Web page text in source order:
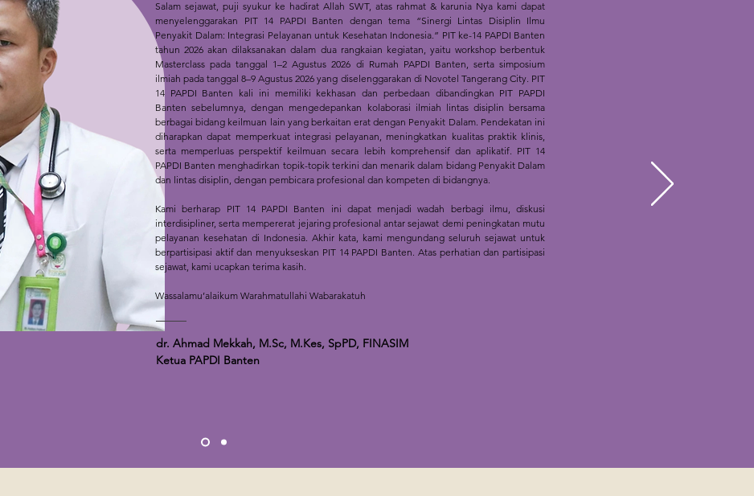
Salam sejawat, puji syukur ke hadirat Allah SWT, atas rahmat & karunia Nya kami dapat
menyelenggarakan PIT 14 PAPDI Banten dengan tema “Sinergi Lintas Disiplin Ilmu
Penyakit Dalam: Integrasi Pelayanan untuk Kesehatan Indonesia.” PIT ke-14 PAPDI Banten
tahun 2026 akan dilaksanakan dalam dua rangkaian kegiatan, yaitu workshop berbentuk
Masterclass pada tanggal 1–2 Agustus 2026 di Rumah PAPDI Banten, serta simposium
ilmiah pada tanggal 8–9 Agustus 2026 yang diselenggarakan di Novotel Tangerang City. PIT
14 PAPDI Banten kali ini memiliki kekhasan dan perbedaan dibandingkan PIT PAPDI
Banten sebelumnya, dengan mengedepankan kolaborasi ilmiah lintas disiplin bersama
berbagai bidang keilmuan lain yang berkaitan erat dengan Penyakit Dalam. Pendekatan ini
diharapkan dapat memperkuat integrasi pelayanan, meningkatkan kualitas praktik klinis,
serta memperluas perspektif keilmuan secara lebih komprehensif dan aplikatif. PIT 14
PAPDI Banten menghadirkan topik-topik terkini dan menarik dalam bidang Penyakit Dalam
dan lintas disiplin, dengan pembicara profesional dan kompeten di bidangnya.
Kami berharap PIT 14 PAPDI Banten ini dapat menjadi wadah berbagi ilmu, diskusi
interdisipliner, serta mempererat jejaring profesional antar sejawat demi peningkatan mutu
pelayanan kesehatan di Indonesia. Akhir kata, kami mengundang seluruh sejawat untuk
berpartisipasi aktif dan menyukseskan PIT 14 PAPDI Banten. Atas perhatian dan partisipasi
sejawat, kami ucapkan terima kasih.
Wassalamu’alaikum Warahmatullahi Wabarakatuh
dr. Ahmad Mekkah, M.Sc, M.Kes, SpPD, FINASIM
Ketua PAPDI Banten